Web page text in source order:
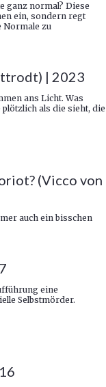
ganz normal? Diese
ein, sondern regt
Normale zu
| 2023
ans Licht. Was
als die sieht, die
(Vicco von
auch ein bisschen
eine
Selbstmörder.